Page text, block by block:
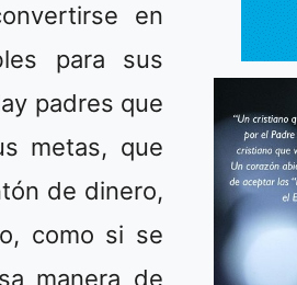
en
para sus
padres que
metas, que
de dinero,
como si se
manera de